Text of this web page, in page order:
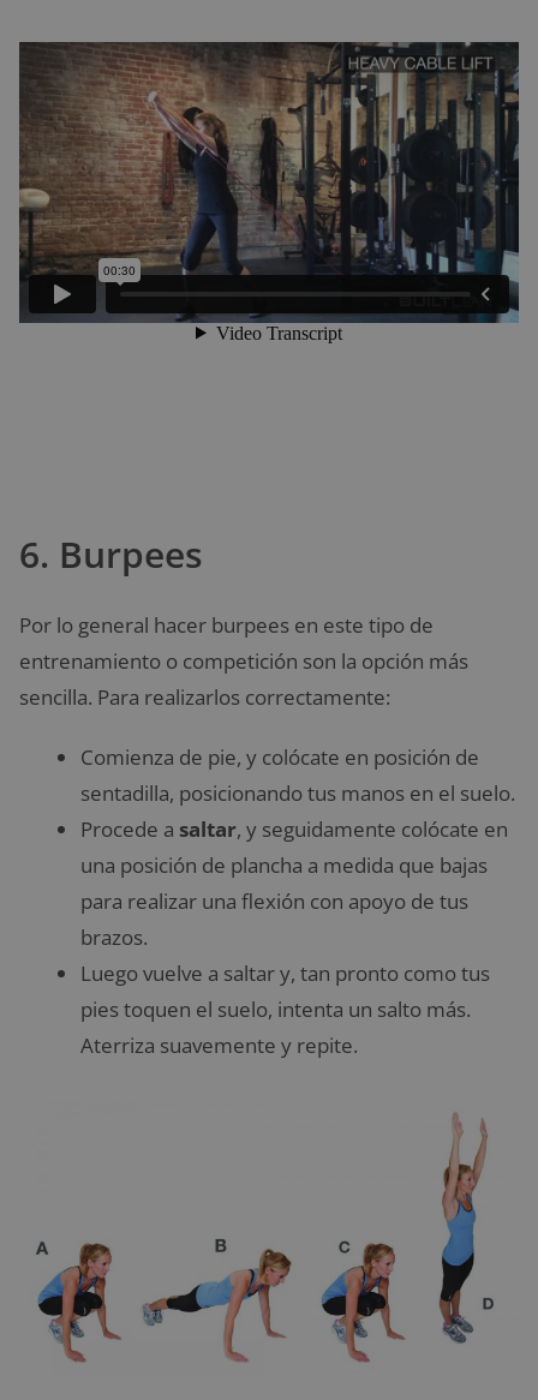
6. Burpees
Por lo general hacer burpees en este tipo de
entrenamiento o competición son la opción más
sencilla. Para realizarlos correctamente:
Comienza de pie, y colócate en posición de
sentadilla, posicionando tus manos en el suelo.
Procede a saltar, y seguidamente colócate en
una posición de plancha a medida que bajas
para realizar una flexión con apoyo de tus
brazos.
Luego vuelve a saltar y, tan pronto como tus
pies toquen el suelo, intenta un salto más.
Aterriza suavemente y repite.